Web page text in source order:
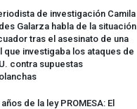
de investigación Camila
Galarza habla de la situación
tras el asesinato de una
que investigaba los ataques de
contra supuestas
de la ley PROMESA: El